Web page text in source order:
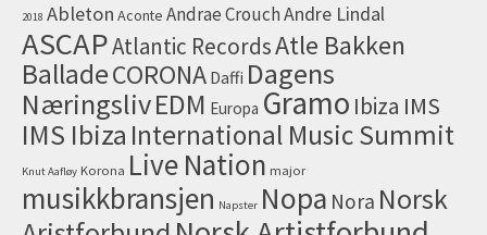
2018 Ableton Aconte Andrae CrouchAndre Lindal
ASCAPAtlantic RecordsAtle Bakken
BalladeCORONA Daffi Dagens
NæringslivEDM Europa Gramo Ibiza IMS
IMS Ibiza International Music Summit
Knut Aafløy Korona Live Nation major
musikkbransjen Napster Nopa Nora Norsk